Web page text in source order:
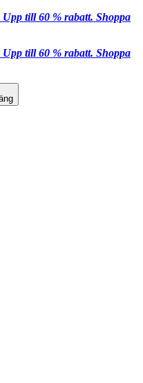
till 60 % rabatt. Shoppa
till 60 % rabatt. Shoppa